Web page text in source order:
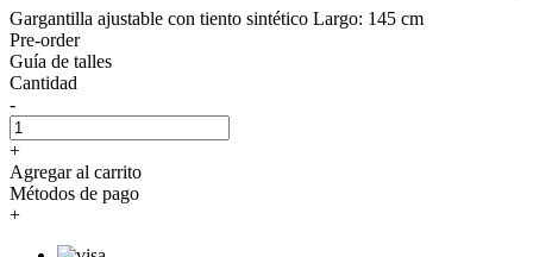
Gargantilla ajustable con tiento sintético Largo: 145 cm
Pre-order
Guía de talles
Cantidad
-
+
Agregar al carrito
Métodos de pago
+